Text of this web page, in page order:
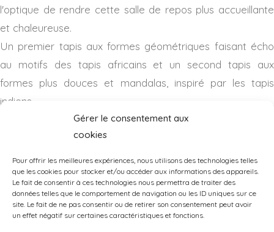
Gérer le consentement aux
cookies
Pour offrir les meilleures expériences, nous utilisons des technologies telles
que les cookies pour stocker et/ou accéder aux informations des appareils.
Le fait de consentir à ces technologies nous permettra de traiter des
données telles que le comportement de navigation ou les ID uniques sur ce
site. Le fait de ne pas consentir ou de retirer son consentement peut avoir
un effet négatif sur certaines caractéristiques et fonctions.
l'optique de rendre cette salle de repos plus accueillante
et chaleureuse.
Un premier tapis aux formes géométriques faisant écho
au motifs des tapis africains et un second tapis aux
formes plus douces et mandalas, inspiré par les tapis
indiens.
Projet réalisé avec l'artiste Ykoner.